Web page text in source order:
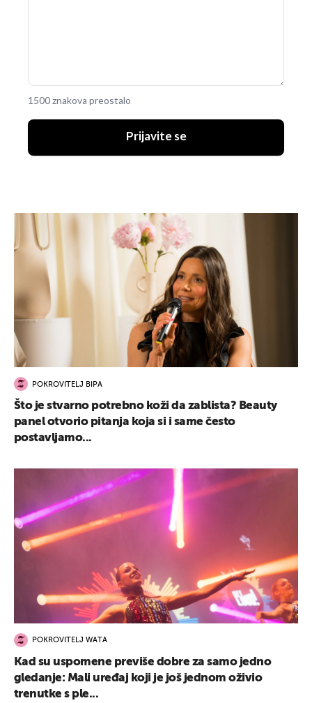
1500 znakova preostalo
Prijavite se
POKROVITELJ BIPA
Što je stvarno potrebno koži da zablista? Beauty
panel otvorio pitanja koja si i same često
postavljamo...
POKROVITELJ WATA
Kad su uspomene previše dobre za samo jedno
gledanje: Mali uređaj koji je još jednom oživio
trenutke s ple...